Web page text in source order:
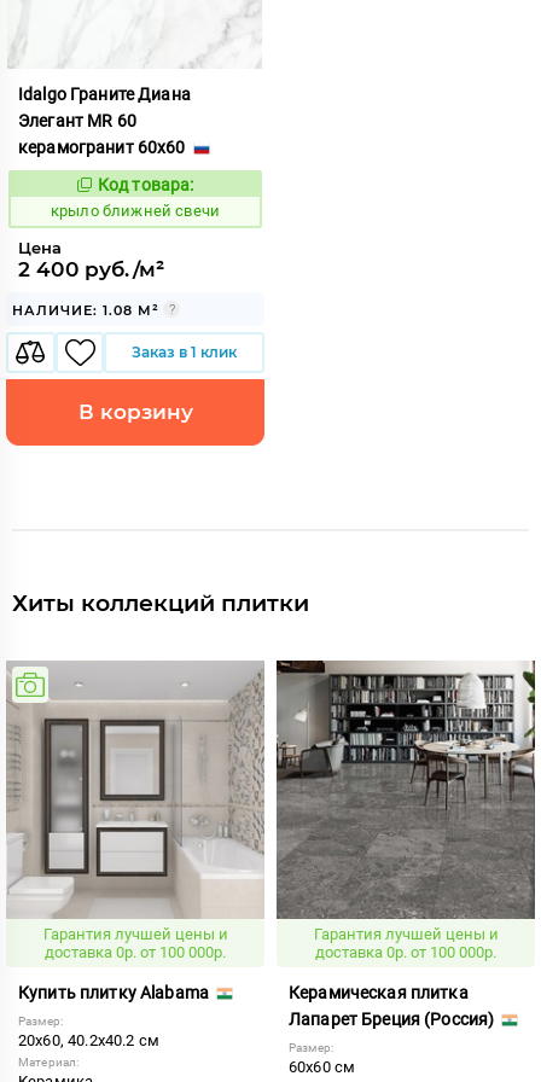
Idalgo Граните Диана
Элегант MR 60
керамогранит 60x60
828834
Код товара:
крыло ближней свечи
Цена
2 400 руб./м²
НАЛИЧИЕ: 1.08 М²
Заказ в 1 клик
В корзину
Хиты коллекций плитки
Гарантия лучшей цены и
доставка 0р. от 100 000р.
Купить плитку Alabama
Размер:
20x60, 40.2x40.2 см
Материал:
Гарантия лучшей цены и
доставка 0р. от 100 000р.
Керамическая плитка
Лапарет Бреция (Россия)
Размер:
60x60 см